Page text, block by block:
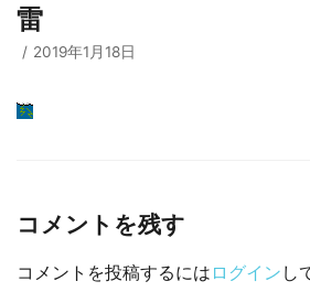
□ 河竹会について
□ 小学部
実 績
雷
2019年1月18日
コメントを残す
コメントを投稿するには ログイン し